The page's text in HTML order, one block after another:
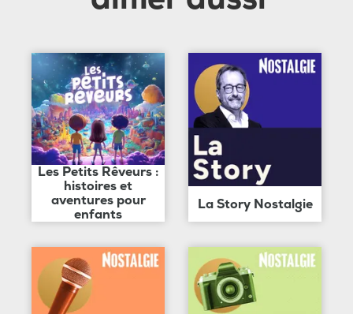
Les Petits Rêveurs :
histoires et
aventures pour
enfants
La Story Nostalgie